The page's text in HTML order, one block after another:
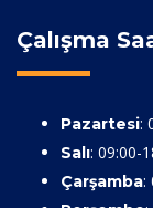
Çalışma
Pazartesi:
Salı: 09:00-
Çarşamba: